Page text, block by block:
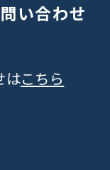
い合わせ
はこちら